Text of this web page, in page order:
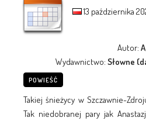
13 października
Autor:
Wydawnictwo:Słowne
POWIEŚĆ
Takiej śnieżycy w Szczawnie-
Tak niedobranej pary jak